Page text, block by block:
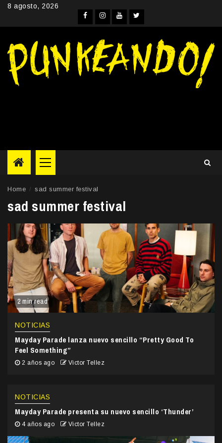
Skip8 agosto, 2026
Facebook
Instagram
YouTube
Twitter
Primary
Menu
Home sad summer festival
sad summer festival
2 min read
NOTICIAS
Mayday Parade lanza nuevo sencillo “Pretty Good To
Feel Something”
2 años ago Victor Tellez
NOTICIAS
Mayday Parade presenta su nuevo sencillo ‘Thunder’
4 años ago Victor Tellez